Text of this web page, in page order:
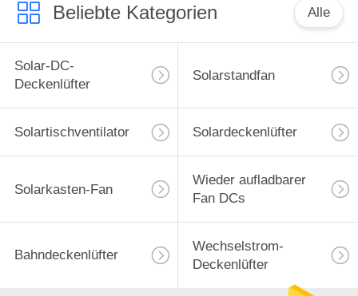
Beliebte Kategorien Alle
Solar-DC-
Deckenlüfter
Solarstandfan
Solartischventilator Solardeckenlüfter
Solarkasten-Fan
Wieder aufladbarer
Fan DCs
Bahndeckenlüfter
Wechselstrom-
Deckenlüfter